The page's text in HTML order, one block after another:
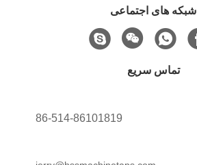
شبکه های اجتماعی
تماس سریع
86-514-86101819